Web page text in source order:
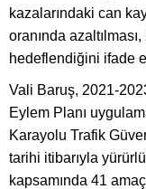
kazalarındaki can
oranında azaltılması,
hedeflendiğini ifade
Vali Baruş, 2021-
Eylem Planı
Karayolu Trafik
tarihi itibarıyla
kapsamında 41